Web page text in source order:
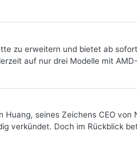
zu erweitern und bietet ab
auf nur drei Modelle mit
Huang, seines Zeichens CEO von
verkündet. Doch im Rückblick